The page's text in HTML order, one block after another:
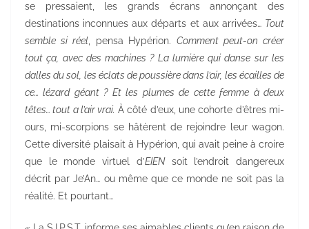
se pressaient, les grands écrans annonçant des
destinations inconnues aux départs et aux arrivées… Tout
semble si réel, pensa Hypérion.Comment peut-on créer
tout ça, avec des machines ? La lumière qui danse sur les
dalles du sol, les éclats de poussière dans l’air, les écailles de
ce… lézard géant ? Et les plumes de cette femme à deux
têtes… tout a l’air vrai. À côté d’eux, une cohorte d’êtres mi-
ours, mi-scorpions se hâtèrent de rejoindre leur wagon.
Cette diversité plaisait à Hypérion, qui avait peine à croire
que le monde virtuel d’EIENsoit l’endroit dangereux
décrit par Je’An… ou même que ce monde ne soit pas la
réalité. Et pourtant…